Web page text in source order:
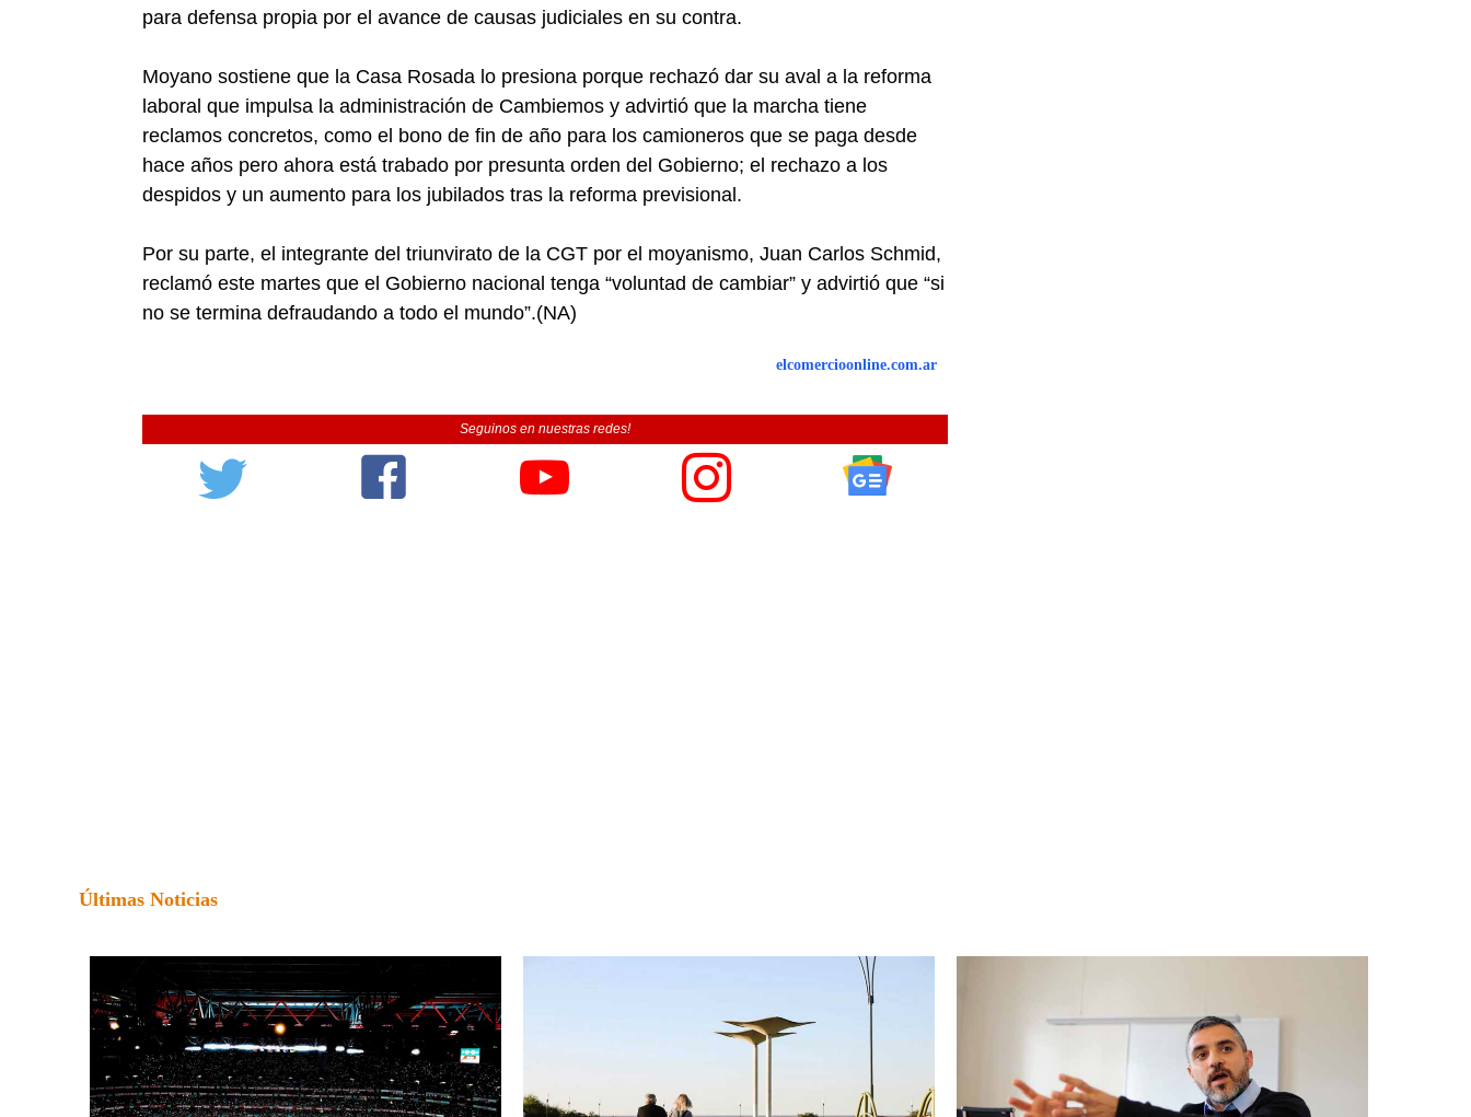
para defensa propia por el avance de causas judiciales en su contra.
Moyano sostiene que la Casa Rosada lo presiona porque rechazó dar su aval a la reforma
laboral que impulsa la administración de Cambiemos y advirtió que la marcha tiene
reclamos concretos, como el bono de fin de año para los camioneros que se paga desde
hace años pero ahora está trabado por presunta orden del Gobierno; el rechazo a los
despidos y un aumento para los jubilados tras la reforma previsional.
Por su parte, el integrante del triunvirato de la CGT por el moyanismo, Juan Carlos Schmid,
reclamó este martes que el Gobierno nacional tenga “voluntad de cambiar” y advirtió que “si
no se termina defraudando a todo el mundo”.(NA)
elcomercioonline.com.ar
Seguinos en nuestras redes!
Últimas Noticias